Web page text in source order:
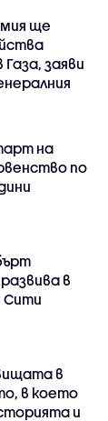
ще
заяви
на
по
в
Сити
в
в което
и